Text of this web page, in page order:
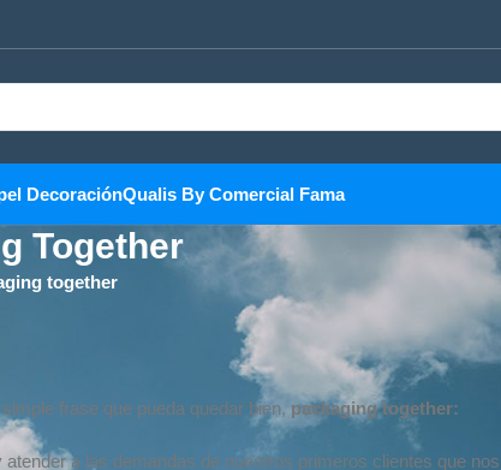
DecoraciónQualis By Comercial Fama
Together
together
frase que pueda quedar bien, packaging together:
a las demandas de nuestros primeros clientes que